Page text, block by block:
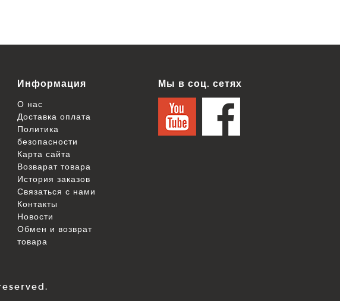
Информация
О нас
Доставка оплата
Политика
безопасности
Карта сайта
Возварат товара
История заказов
Связаться с нами
Контакты
Новости
Обмен и возврат
товара
Мы в соц. сетях